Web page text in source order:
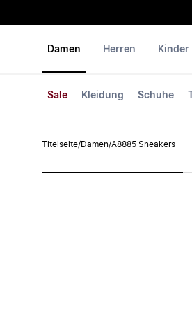
Damen
Sale Kleidung Schuhe
Herren Kinder
Titelseite/Damen/A8885 Sneakers